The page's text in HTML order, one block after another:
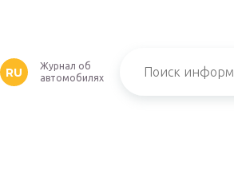
RU
Журнал об
автомобилях